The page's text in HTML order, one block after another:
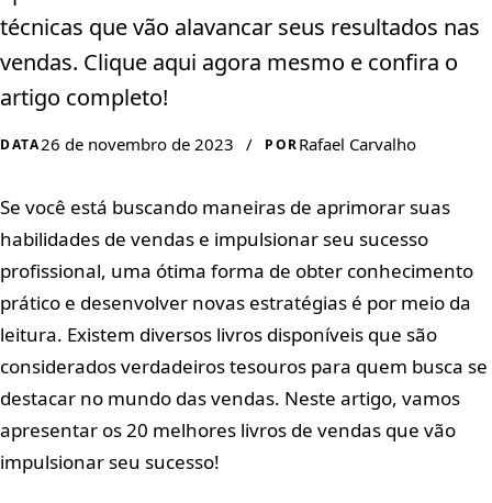
técnicas que vão alavancar seus resultados nas
vendas. Clique aqui agora mesmo e confira o
artigo completo!
DATA26 de novembro de 2023 / PORRafael Carvalho
Se você está buscando maneiras de aprimorar suas
habilidades de vendas e impulsionar seu sucesso
profissional, uma ótima forma de obter conhecimento
prático e desenvolver novas estratégias é por meio da
leitura. Existem diversos livros disponíveis que são
considerados verdadeiros tesouros para quem busca se
destacar no mundo das vendas. Neste artigo, vamos
apresentar os 20 melhores livros de vendas que vão
impulsionar seu sucesso!